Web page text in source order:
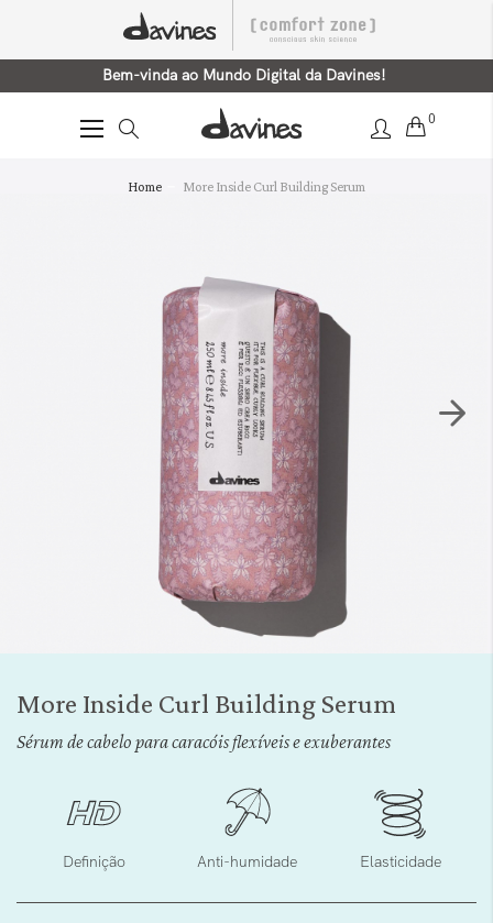
Bem-vinda ao Mundo Digital da Davines!
Alternar
0
Home More Inside Curl Building Serum
início
More Inside Curl Building Serum
Sérum de cabelo para caracóis flexíveis e exuberantes
Definição Anti-humidade Elasticidade